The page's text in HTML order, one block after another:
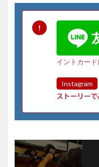
イントカー
Instagram
ストーリー